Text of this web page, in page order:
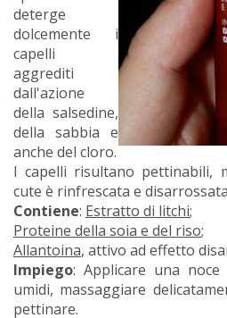
deterge
dolcemente i
capelli
aggrediti
dall'azione
della salsedine,
della sabbia e
anche del cloro.
I capelli risultano pettinabili,
cute è rinfrescata e
Contiene: Estratto di litchi;
Proteine della soia e del riso;
Allantoina, attivo ad effetto
Impiego: Applicare una
umidi, massaggiare
pettinare.